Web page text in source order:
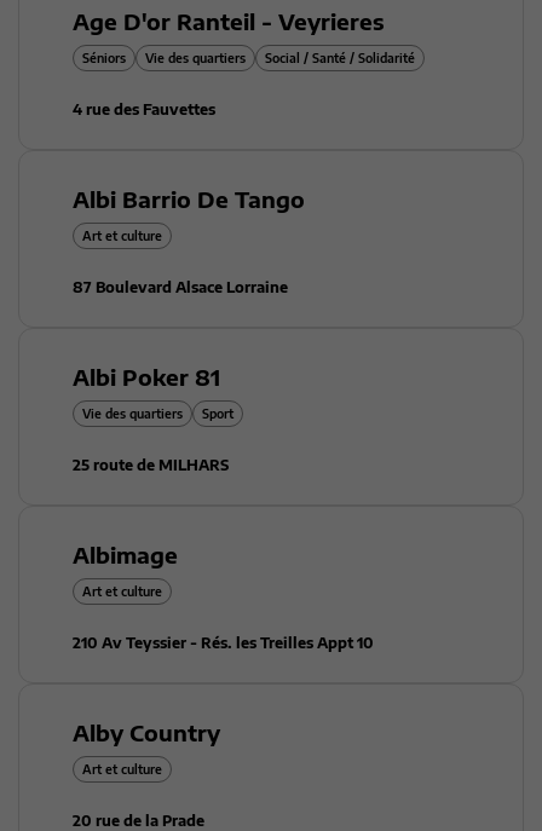
Age D'or Ranteil - Veyrieres
Séniors Vie des quartiers Social / Santé / Solidarité
4 rue des Fauvettes
Albi Barrio De Tango
Art et culture
87 Boulevard Alsace Lorraine
Albi Poker 81
Vie des quartiers Sport
25 route de MILHARS
Albimage
Art et culture
210 Av Teyssier - Rés. les Treilles Appt 10
Alby Country
Art et culture
20 rue de la Prade